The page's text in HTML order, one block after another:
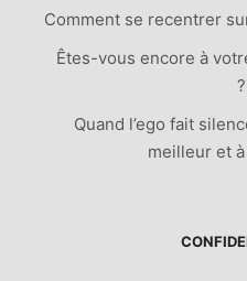
Comment se recentrer
Êtes-vous encore à
?
Quand l’ego fait
meilleur et à